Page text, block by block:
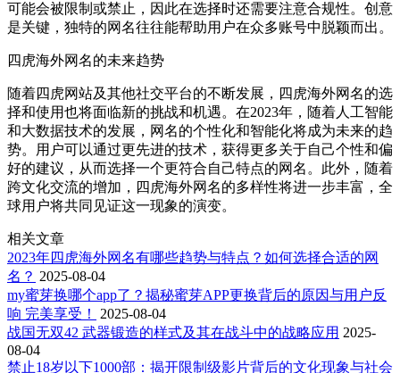
可能会被限制或禁止，因此在选择时还需要注意合规性。创意
是关键，独特的网名往往能帮助用户在众多账号中脱颖而出。
四虎海外网名的未来趋势
随着四虎网站及其他社交平台的不断发展，四虎海外网名的选
择和使用也将面临新的挑战和机遇。在2023年，随着人工智能
和大数据技术的发展，网名的个性化和智能化将成为未来的趋
势。用户可以通过更先进的技术，获得更多关于自己个性和偏
好的建议，从而选择一个更符合自己特点的网名。此外，随着
跨文化交流的增加，四虎海外网名的多样性将进一步丰富，全
球用户将共同见证这一现象的演变。
相关文章
2023年四虎海外网名有哪些趋势与特点？如何选择合适的网
名？ 2025-08-04
my蜜芽换哪个app了？揭秘蜜芽APP更换背后的原因与用户反
响 完美享受！
2025-08-04
战国无双42 武器锻造的样式及其在战斗中的战略应用 2025-
08-04
禁止18岁以下1000部：揭开限制级影片背后的文化现象与社会